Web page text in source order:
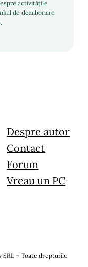
activitățile
de dezabonare
Despre autor
Contact
Forum
Vreau un PC
SRL – Toate drepturile